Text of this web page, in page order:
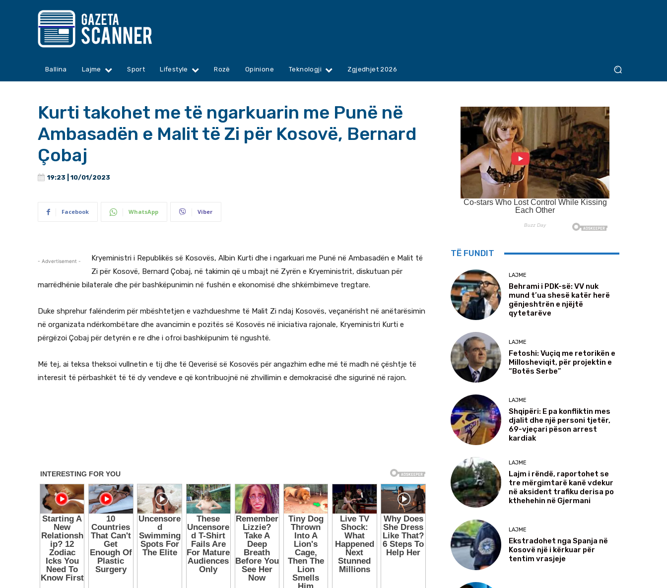
Ballina Lajme Sport Lifestyle Rozë Opinione Teknologji Zgjedhjet 2026
Kurti takohet me të ngarkuarin me Punë në
Ambasadën e Malit të Zi për Kosovë, Bernard
Çobaj
19:23 | 10/01/2023
Facebook WhatsApp Viber
- Advertisement -
Kryeministri i Republikës së Kosovës, Albin Kurti dhe i ngarkuari me Punë në Ambasadën e Malit të
Zi për Kosovë, Bernard Çobaj, në takimin që u mbajt në Zyrën e Kryeministrit, diskutuan për
marrëdhënie bilaterale dhe për bashkëpunimin në fushën e ekonomisë dhe shkëmbimeve tregtare.
Duke shprehur falënderim për mbështetjen e vazhdueshme të Malit Zi ndaj Kosovës, veçanërisht në anëtarësimin
në organizata ndërkombëtare dhe avancimin e pozitës së Kosovës në iniciativa rajonale, Kryeministri Kurti e
përgëzoi Çobaj për detyrën e re dhe i ofroi bashkëpunim të ngushtë.
Më tej, ai teksa theksoi vullnetin e tij dhe të Qeverisë së Kosovës për angazhim edhe më të madh në çështje të
interesit të përbashkët të të dy vendeve e që kontribuojnë në zhvillimin e demokracisë dhe sigurinë në rajon.​
TË FUNDIT
LAJME
Behrami i PDK-së: VV nuk
mund t’ua shesë katër herë
gënjeshtrën e njëjtë
qytetarëve
LAJME
Fetoshi: Vuçiq me retorikën e
Millosheviqit, për projektin e
“Botës Serbe”
LAJME
Shqipëri: E pa konfliktin mes
djalit dhe një personi tjetër,
69-vjeçari pëson arrest
kardiak
LAJME
Lajm i rëndë, raportohet se
tre mërgimtarë kanë vdekur
në aksident trafiku derisa po
kthehehin në Gjermani
LAJME
Ekstradohet nga Spanja në
Kosovë një i kërkuar për
tentim vrasjeje